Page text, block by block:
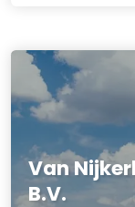
Van
B.V.